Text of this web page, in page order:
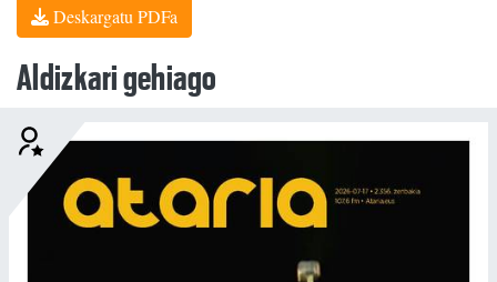
Deskargatu PDFa
Aldizkari gehiago